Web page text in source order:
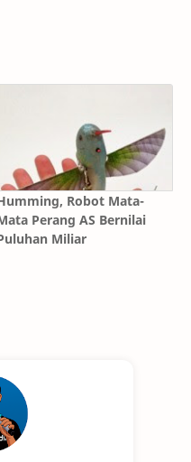
Robot Mata-
Perang AS Bernilai
Miliar